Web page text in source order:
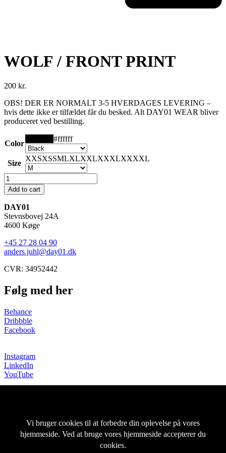
WOLF / FRONT PRINT
200 kr.
OBS! DER ER NORMALT 3-5 HVERDAGES LEVERING –
hvis dette ikke er tilfældet får du besked. Alt DAY01 WEAR bliver
produceret ved bestilling.
Color
#ffffff
Size
XXSXSSMLXLXXLXXXLXXXXL
WOLF
/
FRONT
PRINT
quantity
Add to cart
DAY01
Stevnsbovej 24A
4600 Køge
+45 27 28 04 90
anders.juhl@day01.dk
CVR: 34952442
Følg med her
Behance
Dribbble
Facebook
Instagram
LinkedIn
YouTube
DAY01 WEAR
DAY TO DAY